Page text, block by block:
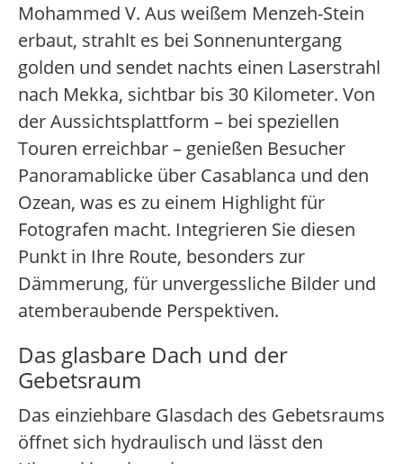
Mohammed V. Aus weißem Menzeh-Stein
erbaut, strahlt es bei Sonnenuntergang
golden und sendet nachts einen Laserstrahl
nach Mekka, sichtbar bis 30 Kilometer. Von
der Aussichtsplattform – bei speziellen
Touren erreichbar – genießen Besucher
Panoramablicke über Casablanca und den
Ozean, was es zu einem Highlight für
Fotografen macht. Integrieren Sie diesen
Punkt in Ihre Route, besonders zur
Dämmerung, für unvergessliche Bilder und
atemberaubende Perspektiven.
Das glasbare Dach und der
Gebetsraum
Das einziehbare Glasdach des Gebetsraums
öffnet sich hydraulisch und lässt den